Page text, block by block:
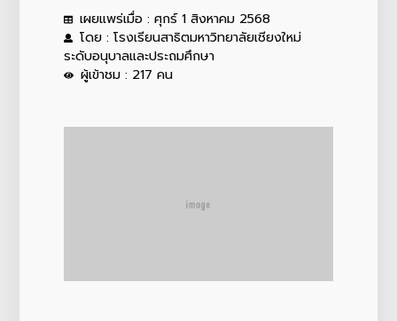
เผยแพร่เมื่อ : ศุกร์ 1 สิงหาคม 2568
โดย : โรงเรียนสาธิตมหาวิทยาลัยเชียงใหม่
ระดับอนุบาลและประถมศึกษา
ผู้เข้าชม : 217 คน